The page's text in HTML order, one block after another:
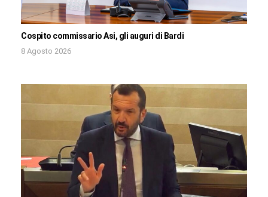
Cospito commissario Asi, gli auguri di Bardi
8 Agosto 2026